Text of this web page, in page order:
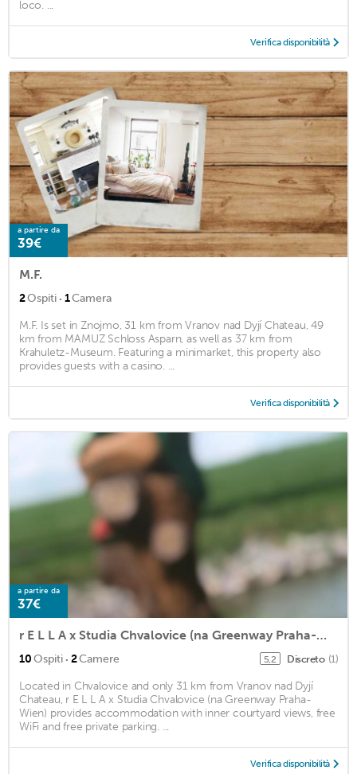
loco. ...
Verifica disponibilità
a partire da
39€
M.F.
2Ospiti · 1Camera
M.F. Is set in Znojmo, 31 km from Vranov nad Dyjí Chateau, 49
km from MAMUZ Schloss Asparn, as well as 37 km from
Krahuletz-Museum. Featuring a minimarket, this property also
provides guests with a casino. ...
Verifica disponibilità
a partire da
37€
r E L L A x Studia Chvalovice (na Greenway Praha-Wien)
10Ospiti · 2Camere 5,2 Discreto (1)
Located in Chvalovice and only 31 km from Vranov nad Dyjí
Chateau, r E L L A x Studia Chvalovice (na Greenway Praha-
Wien) provides accommodation with inner courtyard views, free
WiFi and free private parking. ...
Verifica disponibilità